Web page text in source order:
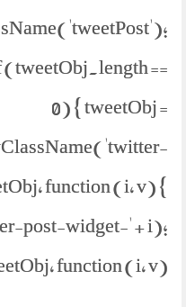
(tweetObj.length ==
0) { tweetObj =
function (i, v) {
post-widget-' + i);
function (i, v) {